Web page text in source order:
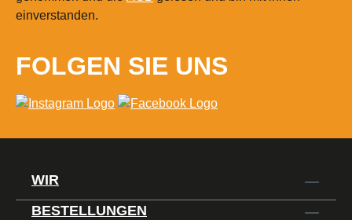
einverstanden.
FOLGEN SIE UNS
WIR
BESTELLUNGEN